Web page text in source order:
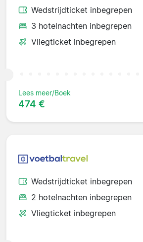
Wedstrijdticket inbegrepen
3 hotelnachten inbegrepen
Vliegticket inbegrepen
Lees meer/Boek
474 €
Wedstrijdticket inbegrepen
2 hotelnachten inbegrepen
Vliegticket inbegrepen